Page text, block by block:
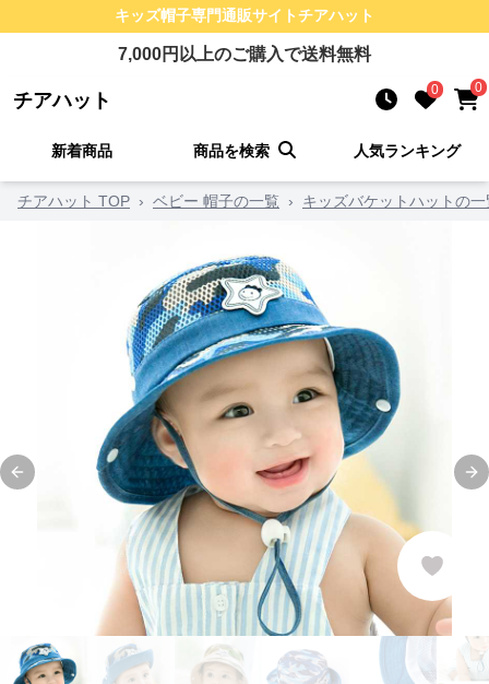
キッズ帽子専門通販サイトチアハット
7,000円以上のご購入で送料無料
チアハット 0 0
新着商品 商品を検索 人気ランキング
チアハット TOP › ベビー 帽子の一覧 › キッズバケットハットの一
Previous slide